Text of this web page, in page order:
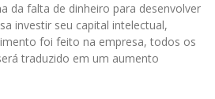
da falta de dinheiro para desenvolver
investir seu capital intelectual,
foi feito na empresa, todos os
traduzido em um aumento